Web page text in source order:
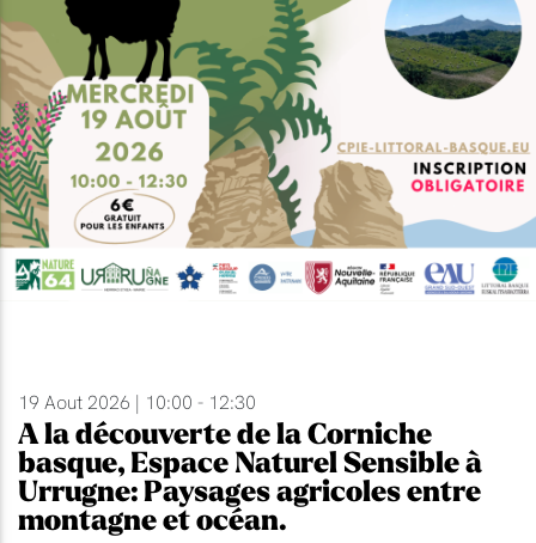
19 Aout 2026 | 10:00 - 12:30
A la découverte de la Corniche
basque, Espace Naturel Sensible à
Urrugne: Paysages agricoles entre
montagne et océan.